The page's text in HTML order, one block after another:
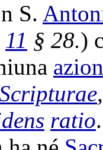
S.
11 § 28.)
ratio